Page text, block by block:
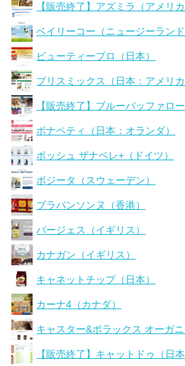
【販売終了】アズミラ（アメリカ
ベイリーコー（ニュージーランド
ビューティープロ（日本）
ブリスミックス（日本：アメリカ
【販売終了】ブルーバッファロ
ボナペティ（日本：オランダ）
ボッシュ ザナベレ+（ドイツ）
ボジータ（スウェーデン）
ブラバンソンヌ（香港）
バージェス（イギリス）
カナガン（イギリス）
キャネットチップ（日本）
カーナ4（カナダ）
キャスター&ポラックス オーガニ
【販売終了】キャットドゥ（日本